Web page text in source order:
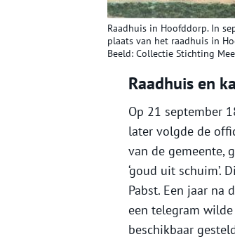
Raadhuis in Hoofddorp. In
plaats van het raadhuis in
Beeld: Collectie Stichting
Raadhuis en
Op 21 september
later volgde de
van de gemeente,
‘goud uit schuim’.
Pabst. Een jaar na
een telegram
beschikbaar